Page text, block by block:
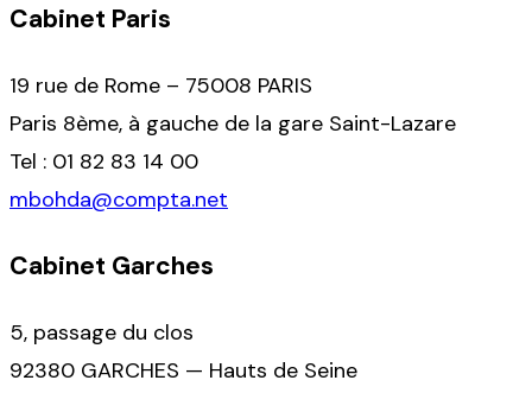
Cabinet Paris
19 rue de Rome – 75008 PARIS
Paris 8ème, à gauche de la gare Saint-Lazare
Tel : 01 82 83 14 00
mbohda@compta.net
Cabinet Garches
5, passage du clos
92380 GARCHES — Hauts de Seine